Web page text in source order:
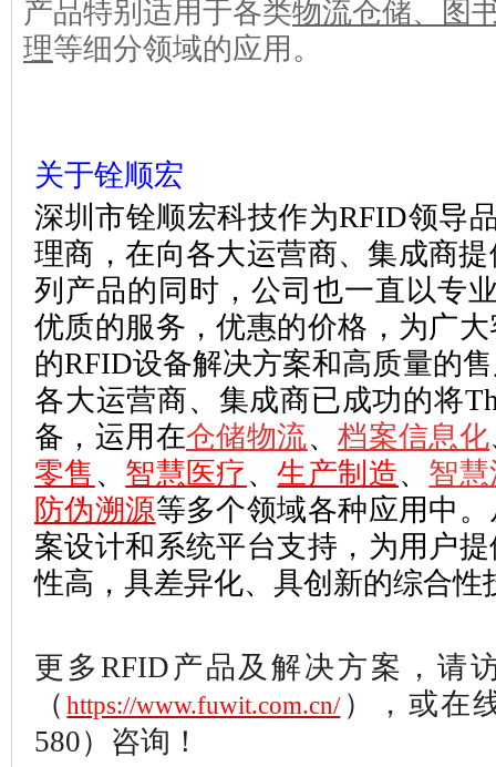
产品特别适用于各类物流仓储、
图
理等细分领域的应用。
关于铨顺宏
深圳市铨顺宏科技作为RFID领导
理商 ，在向各大运营商、集成商
列产品的同时， 公司也一直以专
优质的服务，优惠的价格，为广
的RFID设备解决方案和高质量的
各大运营商、集成商已成功的将
备，运用 在仓储物流、档案信息化
零售 、 智慧医疗 、生产制造、 智
防伪溯源等多个领域各种应用中。
案设计和系统平台支持，为用户
性高，具差异化、具创新的综合
更多RFID产品及解决方案， 请
（https://www.fuwit.com.cn/），或在
580）咨询！